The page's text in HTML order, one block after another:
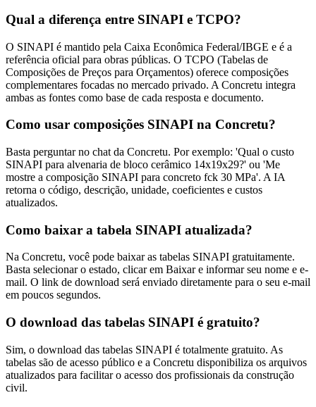
Qual a diferença entre SINAPI e TCPO?
O SINAPI é mantido pela Caixa Econômica Federal/IBGE e é a
referência oficial para obras públicas. O TCPO (Tabelas de
Composições de Preços para Orçamentos) oferece composições
complementares focadas no mercado privado. A Concretu integra
ambas as fontes como base de cada resposta e documento.
Como usar composições SINAPI na Concretu?
Basta perguntar no chat da Concretu. Por exemplo: 'Qual o custo
SINAPI para alvenaria de bloco cerâmico 14x19x29?' ou 'Me
mostre a composição SINAPI para concreto fck 30 MPa'. A IA
retorna o código, descrição, unidade, coeficientes e custos
atualizados.
Como baixar a tabela SINAPI atualizada?
Na Concretu, você pode baixar as tabelas SINAPI gratuitamente.
Basta selecionar o estado, clicar em Baixar e informar seu nome e e-
mail. O link de download será enviado diretamente para o seu e-mail
em poucos segundos.
O download das tabelas SINAPI é gratuito?
Sim, o download das tabelas SINAPI é totalmente gratuito. As
tabelas são de acesso público e a Concretu disponibiliza os arquivos
atualizados para facilitar o acesso dos profissionais da construção
civil.